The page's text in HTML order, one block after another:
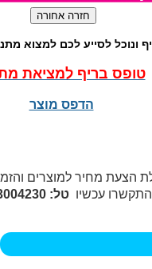
ונוכל לסייע לכם למצוא
טופס בריף למציאת
הדפס מוצר
הצעת מחיר למוצרים
התקשרו עכשיו טל: 077-3004230